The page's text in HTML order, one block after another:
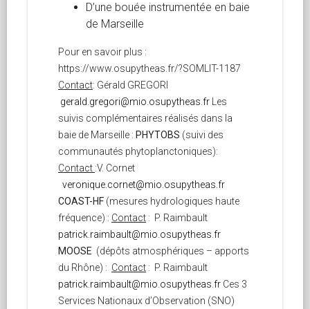
D’une bouée instrumentée en baie
de Marseille
Pour en savoir plus :
https://www.osupytheas.fr/?SOMLIT-1187
Contact: Gérald GREGORI
gerald.gregori@mio.osupytheas.fr Les
suivis complémentaires réalisés dans la
baie de Marseille : PHYTOBS (suivi des
communautés phytoplanctoniques):
Contact :V. Cornet
veronique.cornet@mio.osupytheas.fr
COAST-HF (mesures hydrologiques haute
fréquence) : Contact : P. Raimbault
patrick.raimbault@mio.osupytheas.fr
MOOSE (dépôts atmosphériques – apports
du Rhône) : Contact : P. Raimbault
patrick.raimbault@mio.osupytheas.fr Ces 3
Services Nationaux d’Observation (SNO)